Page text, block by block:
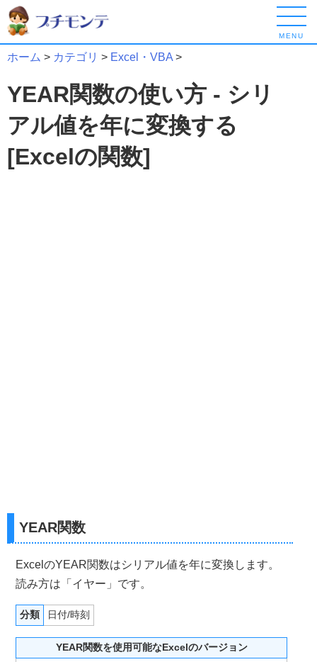
MENU
ホーム > カテゴリ > Excel・VBA>
YEAR関数の使い方 - シリ
アル値を年に変換する
[Excelの関数]
YEAR関数
ExcelのYEAR関数はシリアル値を年に変換します。
読み方は「イヤー」です。
分類 日付/時刻
YEAR関数を使用可能なExcelのバージョン